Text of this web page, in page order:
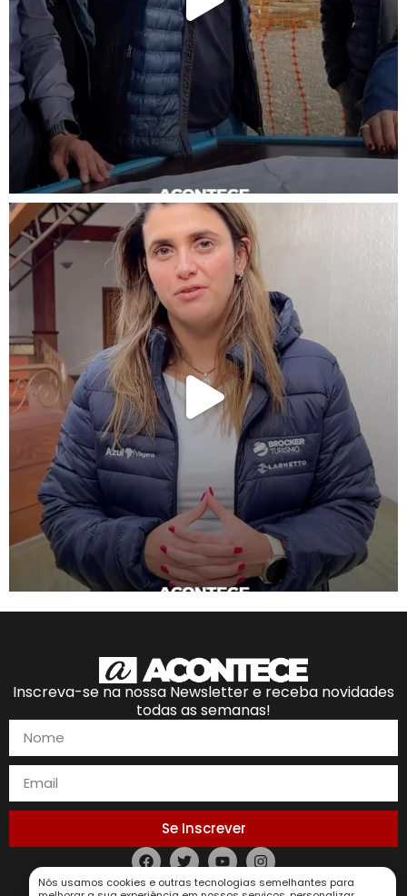
Inscreva-se na nossa Newsletter e receba novidades
todas as semanas!
Se Inscrever
Política de Privacidade
Nós usamos cookies e outras tecnologias semelhantes para